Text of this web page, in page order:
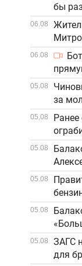
бы
06.08
06.08
05.08
за
05.08
05.08
05.08
05.08
05.08
ЗАГС
для